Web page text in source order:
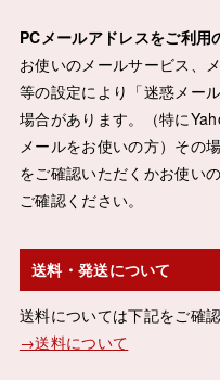
PCメールアドレスをご利用
お使いのメールサービス、
等の設定により「迷惑メー
場合があります。（特に
メールをお使いの方）その
をご確認いただくかお使い
ご確認ください。
送料・発送について
送料については下記をご確認
→送料について